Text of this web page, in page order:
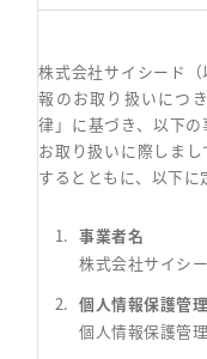
株式会社サイシード
報のお取り扱いにつ
律」に基づき、以下
お取り扱いに際しま
するとともに、以下に
事業者名
株式会社サイシ
個人情報保護管
個人情報保護管